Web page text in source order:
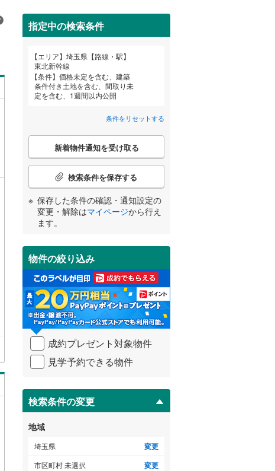
指定中の検索条件
エリア
埼玉県【路線・駅】
東北新幹線
条件
価格未定を含む、建築
条件付き土地を含む、間取り未
定を含む、1週間以内公開
条件をリセットする
こ
検
条
件
受
け
取
る
・
条
件
を
イ
ペ
ジ
に
保
存
す
る
新着物件通知を受け取る
検索条件を保存する
保存した条件の確認・通知設定の
変更・解除はマイページから行え
ます。
物件の絞り込み
成約プレゼント対象物件
見学予約できる物件
検索条件の変更
地域
埼玉県 変更
市区町村 未選択 変更
鹿児島
条件をリセットする
深谷市(1)
入間市(19)
和光市(1)
富士見市(15)
坂戸市(7)
日高市 (0
白岡市(2)
入間郡毛呂山町
比企郡嵐山町(1)
比企郡吉見町(5)
秩父郡横瀬町(0)
秩父郡小鹿野町(0)
児玉郡神川町(1)
南埼玉郡宮代町(10)
条件をリセットする
条件をリセットする
西武池袋線(49)
西武狭山線(3)
条件をリセットする
条件をリセットする
住宅性能評価付き（4）
小学校まで1km以内（ 26）
間取り変更可能
3階建て以上（2）
条件をリセットする